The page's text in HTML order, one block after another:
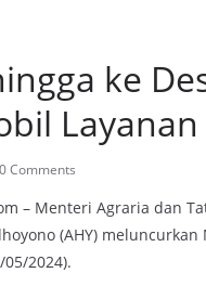
ke
0 Comments
– Menteri Agraria dan
(AHY)
2024).